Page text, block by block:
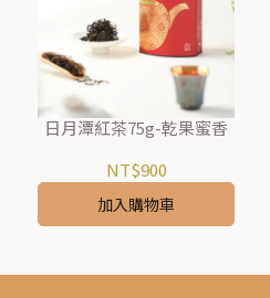
日月潭紅茶75g-乾果蜜香
NT$900
加入購物車